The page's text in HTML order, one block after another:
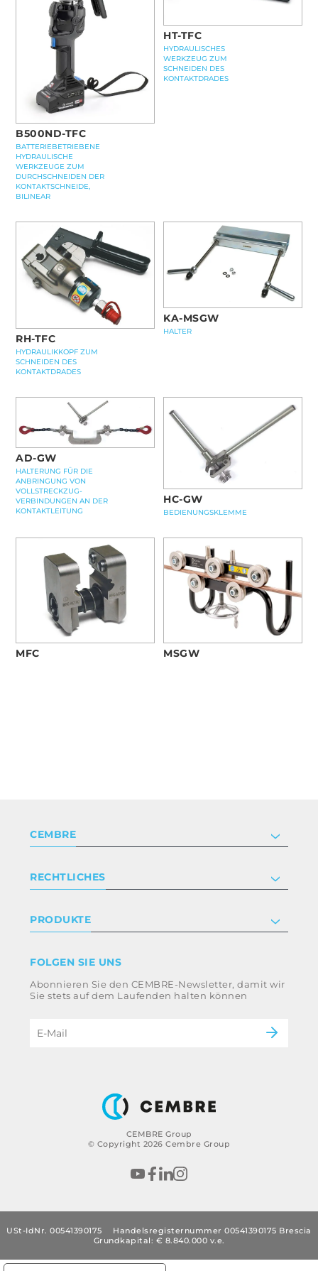
B500ND-TFC
BATTERIEBETRIEBENE
HYDRAULISCHE
WERKZEUGE ZUM
DURCHSCHNEIDEN DER
KONTAKTSCHNEIDE,
BILINEAR
HT-TFC
HYDRAULISCHES
WERKZEUG ZUM
SCHNEIDEN DES
KONTAKTDRADES
RH-TFC
HYDRAULIKKOPF ZUM
SCHNEIDEN DES
KONTAKTDRADES
KA-MSGW
HALTER
AD-GW
HALTERUNG FÜR DIE
ANBRINGUNG VON
VOLLSTRECKZUG-
VERBINDUNGEN AN DER
KONTAKTLEITUNG
HC-GW
BEDIENUNGSKLEMME
MFC MSGW
CEMBRE Group
© Copyright 2026 Cembre Group
CEMBRE
Zertifizierung
Arbeite mit uns
RECHTLICHES
Geschäftsbedingungen
Whistleblowing
Ethikkodex und Antikorruptionsrichtlinie der
Gruppe
PRODUKTE
Energie
B2B Disclaimer
FOLGEN SIE UNS
Abonnieren Sie den CEMBRE-Newsletter, damit wir
Sie stets auf dem Laufenden halten können
USt-IdNr. 00541390175
Handelsregisternummer 00541390175 Brescia
Grundkapital: € 8.840.000 v.e.